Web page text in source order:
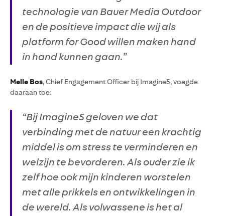
technologie van Bauer Media Outdoor
en de positieve impact die wij als
platform for Good willen maken hand
in hand kunnen gaan.”
Melle Bos, Chief Engagement Officer bij Imagine5, voegde
daaraan toe:
“Bij Imagine5 geloven we dat
verbinding met de natuur een krachtig
middel is om stress te verminderen en
welzijn te bevorderen. Als ouder zie ik
zelf hoe ook mijn kinderen worstelen
met alle prikkels en ontwikkelingen in
de wereld. Als volwassene is het al